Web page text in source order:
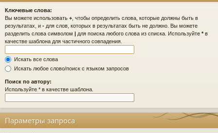
Ключевые слова:
Вы можете использовать + , чтобы определить слова, которые должны быть в
результатах, и - для слов, которых в результатах быть не должно. Вы можете
разделить слова символом | для поиска любого слова из списка. Используйте *в
качестве шаблона для частичного совпадения.
Искать все слова
Искать любое слово/поиск с языком запросов
Поиск по автору:
Используйте * в качестве шаблона.
Параметры запроса